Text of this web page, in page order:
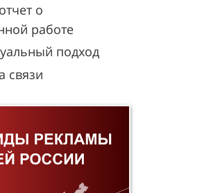
о
работе
подход
связи